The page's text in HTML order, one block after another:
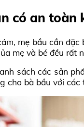
có an toàn
mẹ bầu cần
mẹ và bé đều
sách các sản
cho bà bầu với